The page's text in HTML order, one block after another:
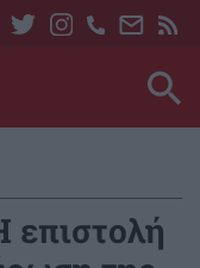
επιστολή